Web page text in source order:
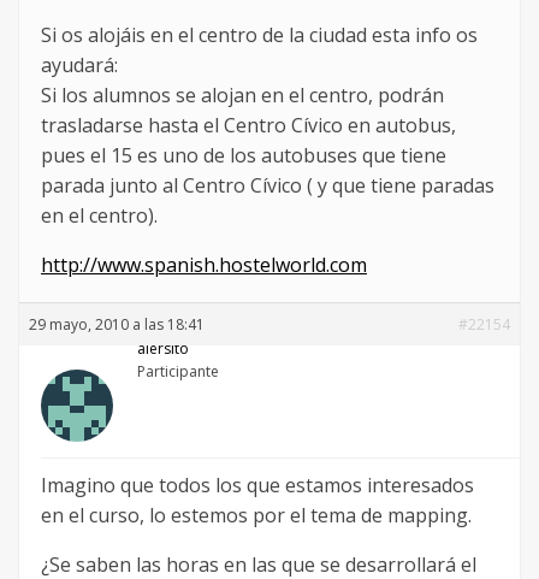
Si os alojáis en el centro de la ciudad esta info os
ayudará:
Si los alumnos se alojan en el centro, podrán
trasladarse hasta el Centro Cívico en autobus,
pues el 15 es uno de los autobuses que tiene
parada junto al Centro Cívico ( y que tiene paradas
en el centro).
http://www.spanish.hostelworld.com
29 mayo, 2010 a las 18:41
#22154
alersito
Participante
Imagino que todos los que estamos interesados
en el curso, lo estemos por el tema de mapping.
¿Se saben las horas en las que se desarrollará el